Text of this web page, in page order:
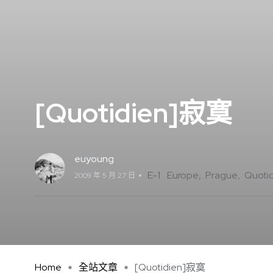
[Quotidien]寂寞
euyoung
2009 年 5 月 27 日 E-1 Europe Prague
Home 全站文章 [Quotidien]寂寞